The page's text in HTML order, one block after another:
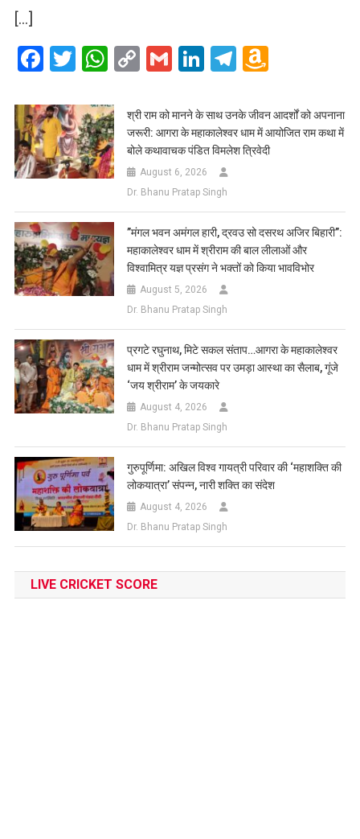
[…]
Facebook
Twitter
WhatsApp
CopyGmailLinkedIn
Telegram
List
​श्री राम को मानने के साथ उनके जीवन आदर्शों को अपनाना
जरूरी: आगरा के महाकालेश्वर धाम में आयोजित राम कथा में
बोले कथावाचक पंडित विमलेश त्रिवेदी
August 6, 2026
Dr. Bhanu Pratap Singh
​”मंगल भवन अमंगल हारी, द्रवउ सो दसरथ अजिर बिहारी”:
महाकालेश्वर धाम में श्रीराम की बाल लीलाओं और
विश्वामित्र यज्ञ प्रसंग ने भक्तों को किया भावविभोर
August 5, 2026
Dr. Bhanu Pratap Singh
प्रगटे रघुनाथ, मिटे सकल संताप…आगरा के महाकालेश्वर
धाम में श्रीराम जन्मोत्सव पर उमड़ा आस्था का सैलाब, गूंजे
‘जय श्रीराम’ के जयकारे
August 4, 2026
Dr. Bhanu Pratap Singh
गुरुपूर्णिमा: अखिल विश्व गायत्री परिवार की ‘महाशक्ति की
लोकयात्रा’ संपन्न, नारी शक्ति का संदेश
August 4, 2026
Dr. Bhanu Pratap Singh
LIVE CRICKET SCORE